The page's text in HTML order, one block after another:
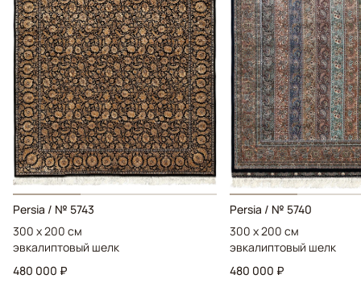
Persia / № 5743
300 x 200 см
эвкалиптовый шелк
480 000 ₽
Persia / № 5740
300 x 200 см
эвкалиптовый шелк
480 000 ₽